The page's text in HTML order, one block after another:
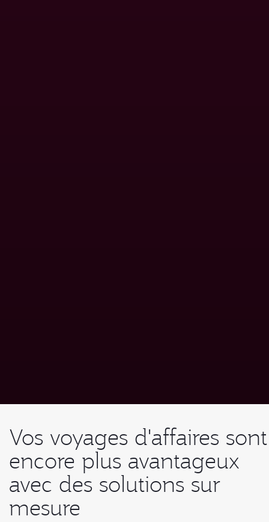
Vos voyages d'affaires sont
encore plus avantageux
avec des solutions sur
mesure